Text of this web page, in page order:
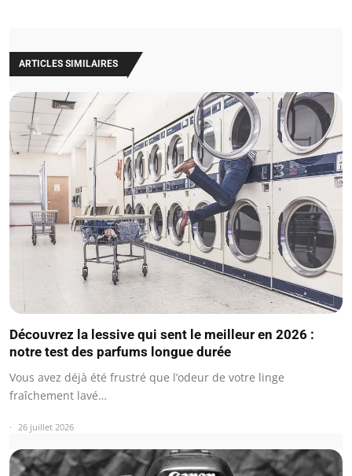
ARTICLES SIMILAIRES
Découvrez la lessive qui sent le meilleur en 2026 :
notre test des parfums longue durée
Vous avez déjà été frustré que l’odeur de votre linge
fraîchement lavé…
26 juillet 2026